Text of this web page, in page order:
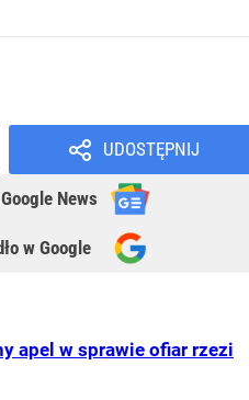
UDOSTĘPNIJ
Google News
w Google
apel w sprawie ofiar rzezi